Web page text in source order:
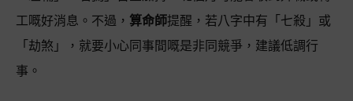
工嘅好消息。不過， 算命師提醒，若八字中有「七殺」或
「劫煞」，就要小心同事間嘅是非同競爭，建議低調行
事。